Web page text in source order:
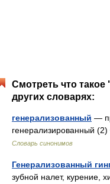
Смотреть что
других словарях:
генерализованный —
генерализированный
Словарь синонимов
Генерализованный
зубной налет, курение,